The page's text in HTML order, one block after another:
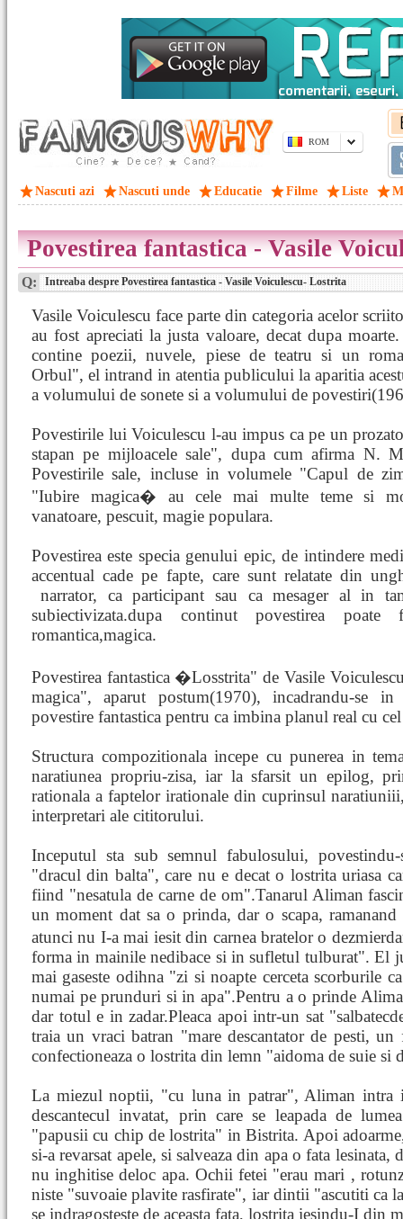
ROM
Nascuti azi Nascuti unde Educatie Filme Liste
Povestirea fantastica - Vasile
Q: Intreaba despre Povestirea fantastica - Vasile Voiculescu- Lostrita
Vasile Voiculescu face parte din categoria acelor
au fost apreciati la justa valoare, decat dupa
contine poezii, nuvele, piese de teatru si un
Orbul", el intrand in atentia publicului la aparitia
a volumului de sonete si a volumului de
Povestirile lui Voiculescu l-au impus ca pe un
stapan pe mijloacele sale", dupa cum afirma N.
Povestirile sale, incluse in volumele "Capul de
"Iubire magica� au cele mai multe teme si
vanatoare, pescuit, magie populara.
Povestirea este specia genului epic, de intindere
accentual cade pe fapte, care sunt relatate din
narrator, ca participant sau ca mesager al in
subiectivizata.dupa continut povestirea poate
romantica,magica.
Povestirea fantastica �Losstrita" de Vasile
magica", aparut postum(1970), incadrandu-se
povestire fantastica pentru ca imbina planul real cu
Structura compozitionala incepe cu punerea in
naratiunea propriu-zisa, iar la sfarsit un epilog,
rationala a faptelor irationale din cuprinsul
interpretari ale cititorului.
Inceputul sta sub semnul fabulosului,
"dracul din balta", care nu e decat o lostrita uriasa
fiind "nesatula de carne de om".Tanarul Aliman
un moment dat sa o prinda, dar o scapa,
atunci nu I-a mai iesit din carnea bratelor o
forma in mainile nedibace si in sufletul tulburat". El
mai gaseste odihna "zi si noapte cerceta scorburile
numai pe prunduri si in apa".Pentru a o prinde
dar totul e in zadar.Pleaca apoi intr-un sat
traia un vraci batran "mare descantator de pesti,
confectioneaza o lostrita din lemn "aidoma de suie si
La miezul noptii, "cu luna in patrar", Aliman intra
descantecul invatat, prin care se leapada de
"papusii cu chip de lostrita" in Bistrita. Apoi
si-a revarsat apele, si salveaza din apa o fata
nu inghitise deloc apa. Ochii fetei "erau mari ,
niste "suvoaie plavite rasfirate", iar dintii "ascutiti ca
se indragosteste de aceasta fata, lostrita iesindu-I din